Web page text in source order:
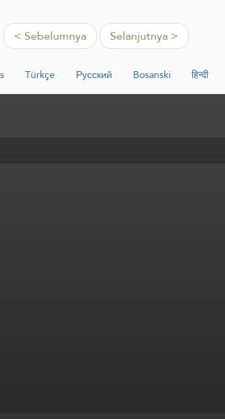
< Sebelumnya Selanjutnya >
Türkçe Русский Bosanski हिन्दी